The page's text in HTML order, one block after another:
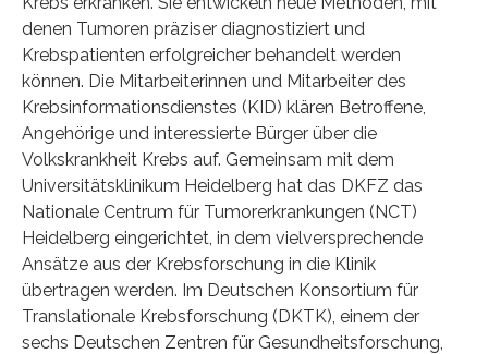
denen Tumoren präziser diagnostiziert und
Krebspatienten erfolgreicher behandelt werden
können. Die Mitarbeiterinnen und Mitarbeiter des
Krebsinformationsdienstes (KID) klären Betroffene,
Angehörige und interessierte Bürger über die
Volkskrankheit Krebs auf. Gemeinsam mit dem
Universitätsklinikum Heidelberg hat das DKFZ das
Nationale Centrum für Tumorerkrankungen (NCT)
Heidelberg eingerichtet, in dem vielversprechende
Ansätze aus der Krebsforschung in die Klinik
übertragen werden. Im Deutschen Konsortium für
Translationale Krebsforschung (DKTK), einem der
sechs Deutschen Zentren für Gesundheitsforschung,